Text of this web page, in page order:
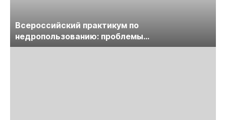
Всероссийский практикум по
недропользованию: проблемы
лицензирования, цифровизации, экспертизы